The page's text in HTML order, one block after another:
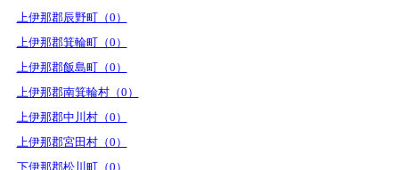
上伊那郡辰野町（0）
上伊那郡箕輪町（0）
上伊那郡飯島町（0）
上伊那郡南箕輪村（0）
上伊那郡中川村（0）
上伊那郡宮田村（0）
下伊那郡松川町（0）